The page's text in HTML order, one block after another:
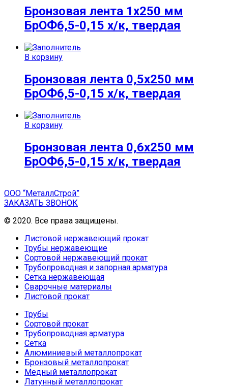
Бронзовая лента 1х250 мм
БрОФ6,5-0,15 х/к, твердая
В корзину
Бронзовая лента 0,5х250 мм
БрОФ6,5-0,15 х/к, твердая
В корзину
Бронзовая лента 0,6х250 мм
БрОФ6,5-0,15 х/к, твердая
ООО “МеталлСтрой”
ЗАКАЗАТЬ ЗВОНОК
© 2020. Все права защищены.
Листовой нержавеющий прокат
Трубы нержавеющие
Сортовой нержавеющий прокат
Трубопроводная и запорная арматура
Сетка нержавеющая
Сварочные материалы
Листовой прокат
Трубы
Сортовой прокат
Трубопроводная арматура
Сетка
Алюминиевый металлопрокат
Бронзовый металлопрокат
Медный металлопрокат
Латунный металлопрокат